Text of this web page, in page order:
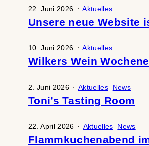
das ein oder andere
Wein aus dem Weingut…
22. Juni 2026 ·Aktuelles
Unsere neue Website
10. Juni 2026 ·Aktuelles
Wilkers Wein
2. Juni 2026 · Aktuelles News
Toni’s Tasting Room
22. April 2026 · Aktuelles News
Flammkuchenabend